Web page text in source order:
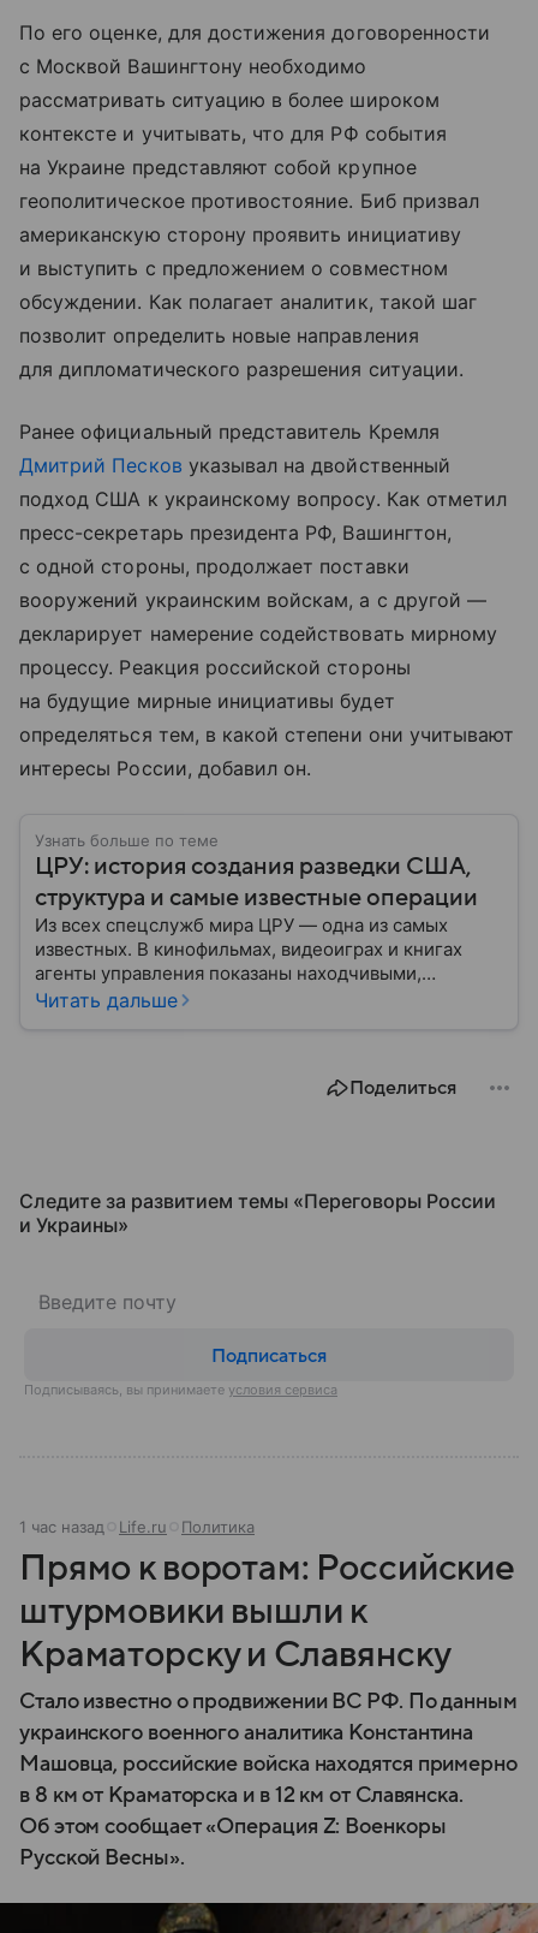
По его оценке, для достижения договоренности
с Москвой Вашингтону необходимо
рассматривать ситуацию в более широком
контексте и учитывать, что для РФ события
на Украине представляют собой крупное
геополитическое противостояние. Биб призвал
американскую сторону проявить инициативу
и выступить с предложением о совместном
обсуждении. Как полагает аналитик, такой шаг
позволит определить новые направления
для дипломатического разрешения ситуации.
Ранее официальный представитель Кремля
Дмитрий Песков указывал на двойственный
подход США к украинскому вопросу. Как отметил
пресс-секретарь президента РФ, Вашингтон,
с одной стороны, продолжает поставки
вооружений украинским войскам, а с другой —
декларирует намерение содействовать мирному
процессу. Реакция российской стороны
на будущие мирные инициативы будет
определяться тем, в какой степени они учитывают
интересы России, добавил он.
Узнать больше по теме
ЦРУ: история создания разведки США,
структура и самые известные операции
Из всех спецслужб мира ЦРУ — одна из самых
известных. В кинофильмах, видеоиграх и книгах
агенты управления показаны находчивыми,
смелыми и принципиальными людьми, для которых
Читать дальше
Поделиться
Следите за развитием темы «Переговоры России
и Украины⁠»
Подписаться
Подписываясь, вы принимаете условия сервиса
1 час назад Life.ru Политика
Прямо к воротам: Российские
штурмовики вышли к
Краматорску и Славянску
Стало известно о продвижении ВС РФ. По данным
украинского военного аналитика Константина
Машовца, российские войска находятся примерно
в 8 км от Краматорска и в 12 км от Славянска.
Об этом сообщает «Операция Z: Военкоры
Русской Весны».